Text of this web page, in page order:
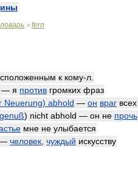
> fern
к кому-л
— я против громких фраз
Neuerung) abhold — он враг всех
) nicht abhold — он не прочь
мне не улыбается
человек чуждый искусству